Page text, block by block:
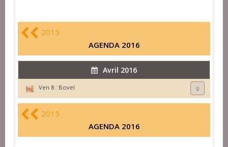
2015
AGENDA 2016
Avril 2016
Ven 8 : Bovel
2015
AGENDA 2016